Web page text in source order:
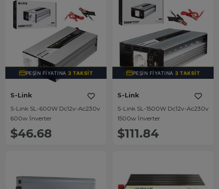
PEŞIN FIYATINA3 TAKSIT
S-Link
S-Link SL-600W Dc12v-Ac230v
600w İnverter
$46.68
PEŞIN FIYATINA3 TAKSIT
S-Link
S-Link SL-1500W Dc12v-Ac230v
1500w İnverter
$111.84